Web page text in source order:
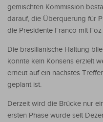
gemischten Kommission
darauf, die Überquerung für
die Presidente Franco mit
Die brasilianische Haltung
konnte kein Konsens erzielt
erneut auf ein nächstes
geplant ist.
Derzeit wird die Brücke nur
ersten Phase wurde seit